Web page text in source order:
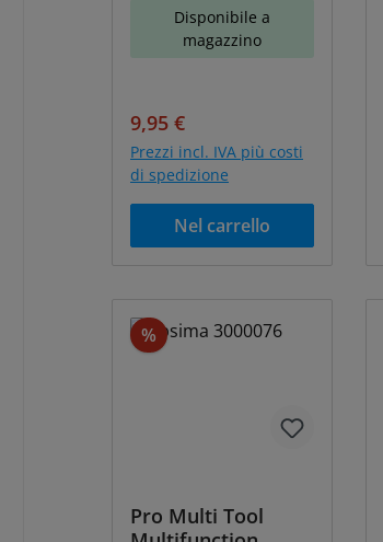
Disponibile a
magazzino
Prezzo di vendita:
9,95 €
Prezzi incl. IVA più costi
di spedizione
Nel carrello
% Sconto
Pro Multi Tool